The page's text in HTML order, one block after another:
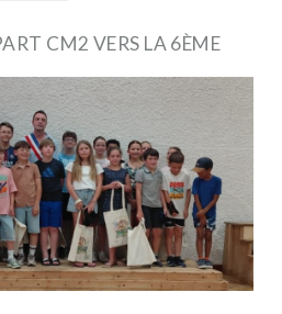
CM2 VERS LA 6ÈME